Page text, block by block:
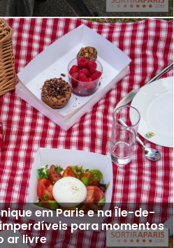
em Paris e na Île-de-
para momentos
ar livre